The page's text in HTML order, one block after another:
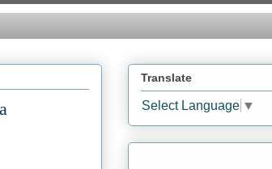
Translate
Select Language ▼